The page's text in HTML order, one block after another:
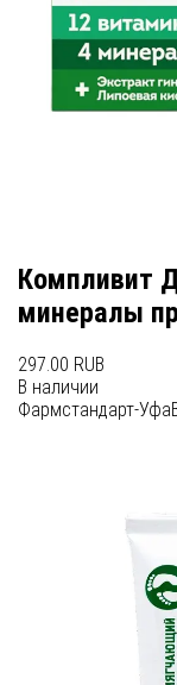
Компливит
минералы
297.00 RUB
В наличии
Фармстандарт-